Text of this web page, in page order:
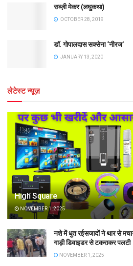
सब्ज़ी मेकर (लघुकथा)
OCTOBER 28, 2019
डॉ. गोपालदास सक्सेना ‘नीरज’
JANUARY 13, 2020
लेटेस्ट न्यूज़
High Square
NOVEMBER 1, 2025
नशे में धुत रईसजादों ने थार से
गाड़ी डिवाइडर से टकराकर पलटी
NOVEMBER 1, 2025